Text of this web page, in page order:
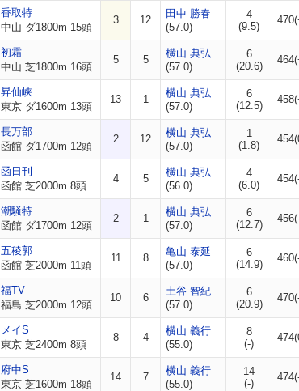
香取特
中山 ダ1800m 15頭
3 12
田中 勝春
(57.0)
4
(9.5)
初霜
中山 芝1800m 16頭
5 5
横山 典弘
(57.0)
6
(20.6)
昇仙峡
東京 ダ1600m 13頭
13 1
横山 典弘
(57.0)
6
(12.5)
長万部
函館 ダ1700m 12頭
2 12
横山 典弘
(57.0)
1
(1.8)
函日刊
函館 芝2000m 8頭
4 5
横山 典弘
(56.0)
4
(6.0)
潮騒特
函館 ダ1700m 12頭
2 1
横山 典弘
(57.0)
6
(12.7)
五稜郭
函館 芝2000m 11頭
11 8
亀山 泰延
(57.0)
6
(14.9)
福TV
福島 芝2000m 12頭
10 6
土谷 智紀
(57.0)
6
(20.9)
メイS
東京 芝2400m 8頭
8 4
横山 義行
(55.0)
8
(-)
府中S
東京 芝1600m 18頭
14 7
横山 義行
(55.0)
14
(-)